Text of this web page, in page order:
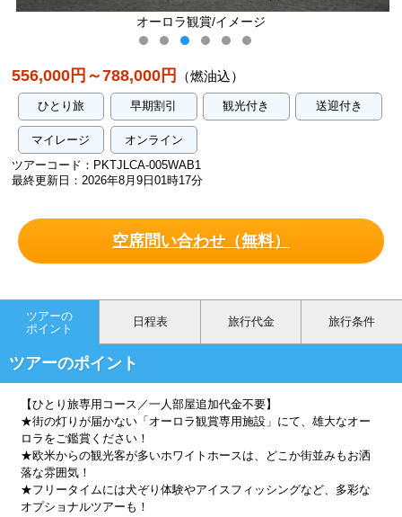
556,000円～788,000円 （燃油込）
ひとり旅 早期割引 観光付き 送迎付き
マイレージ
オンライン
ツアーコード：PKTJLCA-005WAB1
最終更新日：2026年8月9日01時17分
空席問い合わせ（無料）
ツアーの
ポイント
日程表 旅行代金 旅行条件
ツアーのポイント
【ひとり旅専用コース／一人部屋追加代金不要】
★街の灯りが届かない「オーロラ観賞専用施設」にて、雄大なオー
ロラをご鑑賞ください！
★欧米からの観光客が多いホワイトホースは、どこか街並みもお洒
落な雰囲気！
★フリータイムには犬ぞり体験やアイスフィッシングなど、多彩な
オプショナルツアーも！